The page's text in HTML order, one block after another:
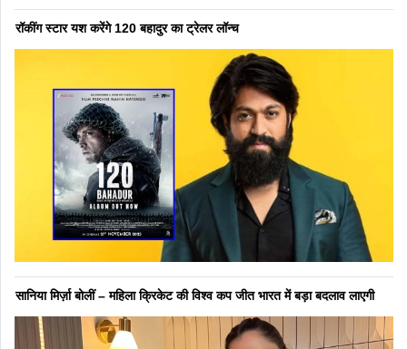
रॉकींग स्टार यश करेंगे 120 बहादुर का ट्रेलर लॉन्च
सानिया मिर्ज़ा बोलीं – महिला क्रिकेट की विश्व कप जीत भारत में बड़ा बदलाव लाएगी